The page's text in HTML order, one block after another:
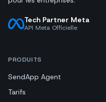
Tech Partner Meta
API Meta Officielle
PRODUITS
SendApp Agent
Tarifs